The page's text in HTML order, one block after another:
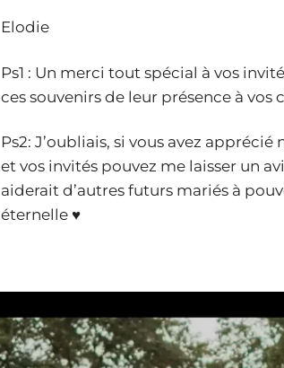
Elodie
Ps1 : Un merci tout spécial à vos
ces souvenirs de leur présence à vos
Ps2: J’oubliais, si vous avez
et vos invités pouvez me laisser un
aiderait d’autres futurs mariés à
éternelle ♥